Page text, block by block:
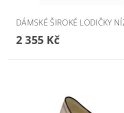
DÁMSKÉ ŠIROKÉ LODIČKY
2 355 Kč